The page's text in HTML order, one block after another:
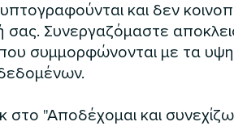
και δεν
Συνεργαζόμαστε
συμμορφώνονται με τα
στο "Αποδέχομαι και